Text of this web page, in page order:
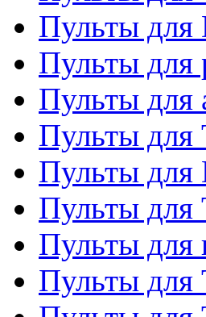
Пульты для
Пульты для
Пульты для
Пульты для
Пульты для
Пульты для
Пульты для
Пульты для